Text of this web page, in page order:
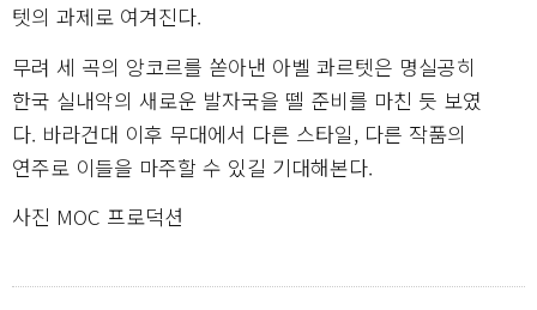
텟의 과제로 여겨진다.
무려 세 곡의 앙코르를 쏟아낸 아벨 콰르텟은 명실공히
한국 실내악의 새로운 발자국을 뗄 준비를 마친 듯 보였
다. 바라건대 이후 무대에서 다른 스타일, 다른 작품의
연주로 이들을 마주할 수 있길 기대해본다.
사진 MOC 프로덕션